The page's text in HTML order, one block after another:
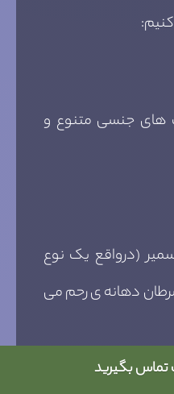
های جنسی متنوع و
(درواقع یک نوع
دهانه ی رحم می
تماس بگیرید